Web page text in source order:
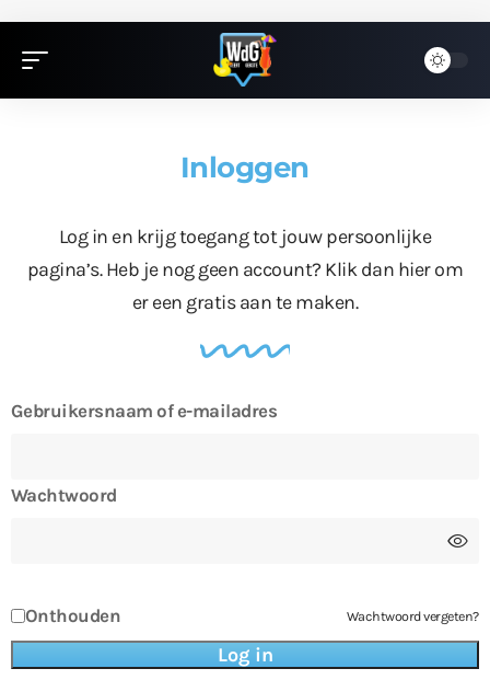
Inloggen
Log in en krijg toegang tot jouw persoonlijke
pagina’s. Heb je nog geen account? Klik dan hierom
er een gratis aan te maken.
Gebruikersnaam of e-mailadres
Wachtwoord
Onthouden Wachtwoord vergeten?